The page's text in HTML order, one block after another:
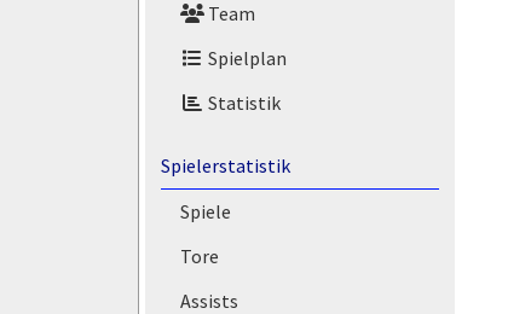
Team
Spielplan
Statistik
Spielerstatistik
Spiele
Tore
Assists